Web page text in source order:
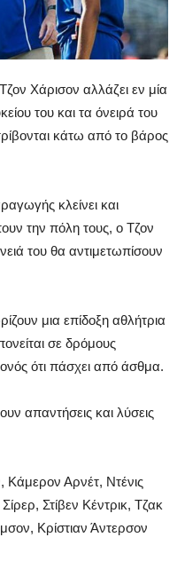
Χάρισον αλλάζει εν μία
του και τα όνειρά του
κάτω από το βάρος
κλείνει και
την πόλη τους, ο Τζον
του θα αντιμετωπίσουν
μια επίδοξη αθλήτρια
σε δρόμους
ότι πάσχει από άσθμα.
απαντήσεις και λύσεις
Κάμερον Αρνέτ, Ντένις
Στίβεν Κέντρικ, Τζακ
Κρίστιαν Άντερσον